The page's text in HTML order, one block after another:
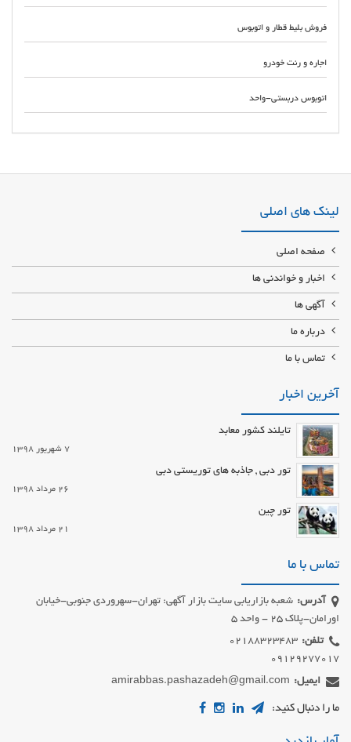
فروش بلیط قطار و اتوبوس
اجاره و رنت خودرو
اتوبوس دربستی-واحد
مناسب استخدام کارمند فروش بلیط هواپیمایی آژانس
لینک های اصلی
صفحه اصلی
اخبار و خواندنی ها
آگهی ها
درباره ما
تماس با ما
آخرین اخبار
تایلند کشور معابد
7 شهریور 1398
تور دبی , جاذبه های توریستی دبی
26 مرداد 1398
تور چین
21 مرداد 1398
تماس با ما
آدرس: شعبه بازاریابی سایت بازار آگهی: تهران-سهروردی جنوبی-خیابان
اورامان-پلاک 25 - واحد 5
تلفن:
09129277017
ایمیل: amirabbas.pashazadeh@gmail.com
ما را دنبال کنید: